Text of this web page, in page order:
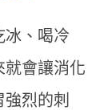
冰、喝冷
就會讓消化
烈的刺